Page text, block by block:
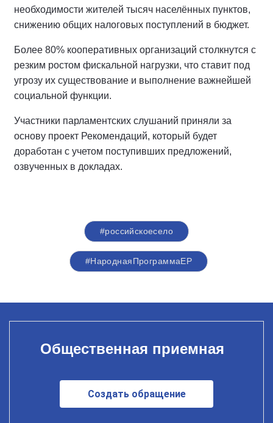
необходимости жителей тысяч населённых пунктов,
снижению общих налоговых поступлений в бюджет.
Более 80% кооперативных организаций столкнутся с
резким ростом фискальной нагрузки, что ставит под
угрозу их существование и выполнение важнейшей
социальной функции.
Участники парламентских слушаний приняли за
основу проект Рекомендаций, который будет
доработан с учетом поступивших предложений,
озвученных в докладах.
#российскоесело
#НароднаяПрограммаЕР
Общественная приемная
Создать обращение